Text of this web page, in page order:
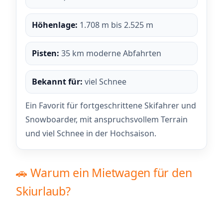
Höhenlage: 1.708 m bis 2.525 m
Pisten: 35 km moderne Abfahrten
Bekannt für: viel Schnee
Ein Favorit für fortgeschrittene Skifahrer und
Snowboarder, mit anspruchsvollem Terrain
und viel Schnee in der Hochsaison.
🚗 Warum ein Mietwagen für den
Skiurlaub?